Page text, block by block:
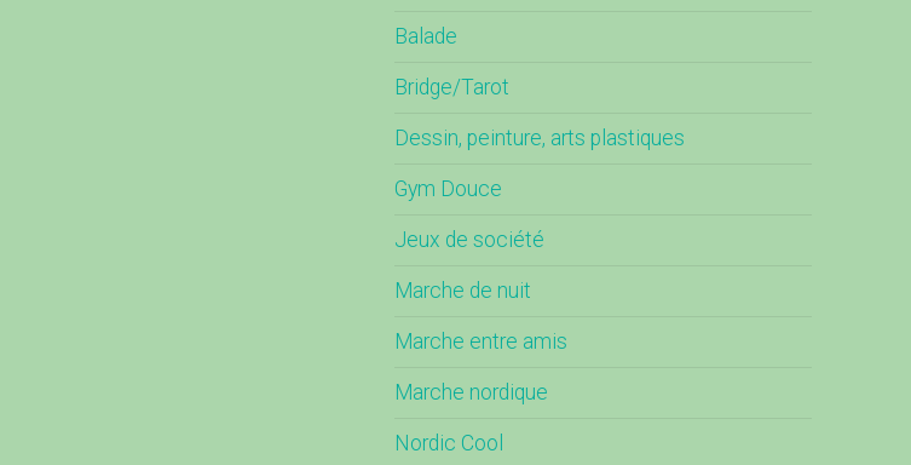
Balade
Bridge/Tarot
Dessin, peinture, arts plastiques
Gym Douce
Jeux de société
Marche de nuit
Marche entre amis
Marche nordique
Nordic Cool